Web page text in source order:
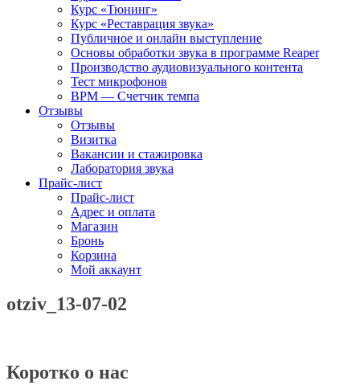
Курс «Тюнинг»
Курс «Реставрация звука»
Публичное и онлайн выступление
Основы обработки звука в программе Reaper
Производство аудиовизуального контента
Тест микрофонов
BPM — Счетчик темпа
Отзывы
Отзывы
Визитка
Вакансии и стажировка
Лаборатория звука
Прайс-лист
Прайс-лист
Адрес и оплата
Магазин
Бронь
Корзина
Мой аккаунт
otziv_13-07-02
Коротко о нас